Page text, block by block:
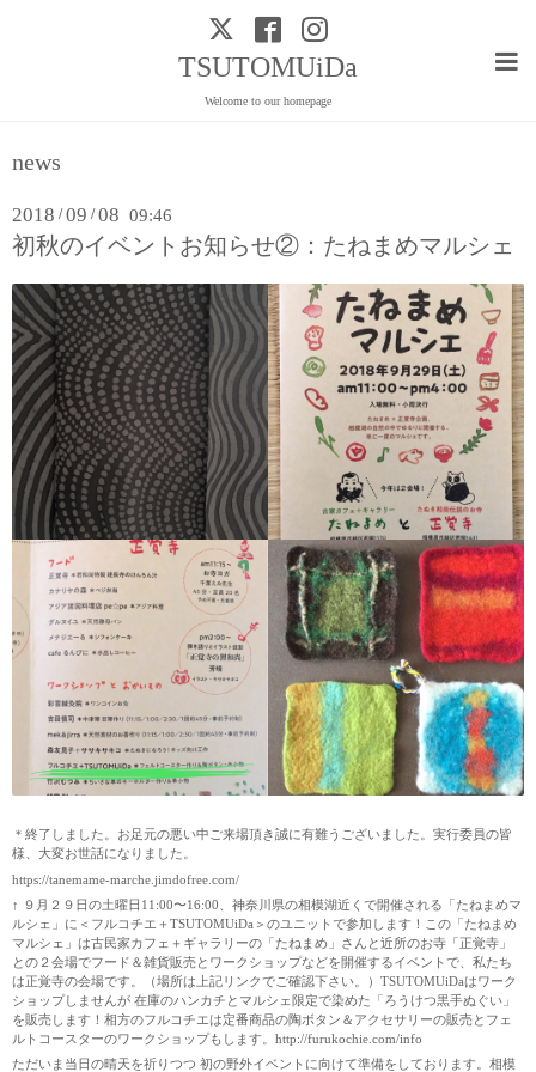
TSUTOMUiDa
Welcome to our homepage
news
2018 /09 /08 09:46
初秋のイベントお知らせ②：たねまめマルシェ
＊終了しました。お足元の悪い中ご来場頂き誠に有難うございました。実行委員の皆
様、大変お世話になりました。
https://tanemame-marche.jimdofree.com/
↑ ９月２９日の土曜日11:00〜16:00、神奈川県の相模湖近くで開催される「たねまめマ
ルシェ」に＜フルコチエ＋TSUTOMUiDa＞のユニットで参加します！この「たねまめ
マルシェ」は古民家カフェ＋ギャラリーの「たねまめ」さんと近所のお寺「正覚寺」
との２会場でフード＆雑貨販売とワークショップなどを開催するイベントで、私たち
は正覚寺の会場です。（場所は上記リンクでご確認下さい。）TSUTOMUiDaはワーク
ショップしませんが 在庫のハンカチとマルシェ限定で染めた「ろうけつ黒手ぬぐい」
を販売します！相方のフルコチエは定番商品の陶ボタン＆アクセサリーの販売とフェ
ルトコースターのワークショップもします。 http://furukochie.com/info
ただいま当日の晴天を祈りつつ 初の野外イベントに向けて準備をしております。相模